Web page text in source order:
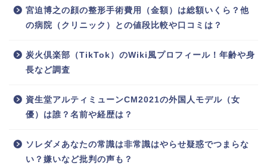
宮迫博之の顔の整形手術費用（金額）は総額いくら？他
の病院（クリニック）との値段比較や口コミは？
炭火倶楽部（TikTok）のWiki風プロフィール！年齢や身
長など調査
資生堂アルティミューンCM2021の外国人モデル（女
優）は誰？名前や経歴は？
ソレダメあなたの常識は非常識はやらせ疑惑でつまらな
い？嫌いなど批判の声も？